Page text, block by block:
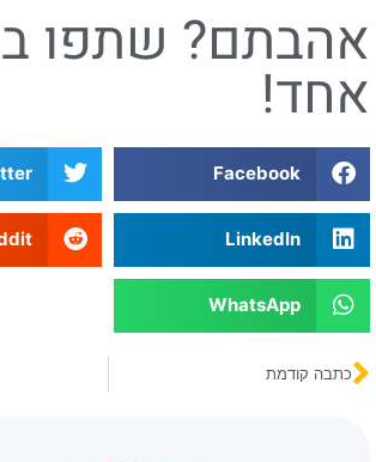
אהבתם? שתפו
אחד!
Facebook
LinkedIn
WhatsApp
כתבה קודמת